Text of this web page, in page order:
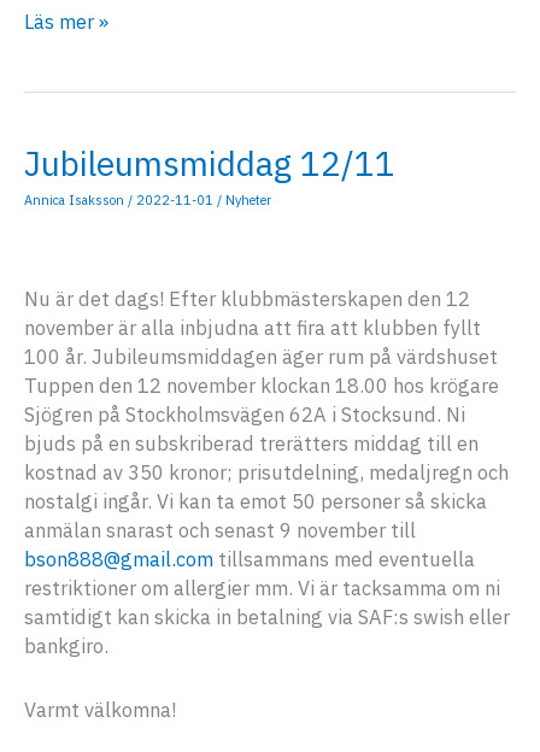
Brons
Läs mer »
Jubileumsmiddag 12/11
Annica Isaksson / 2022-11-01 / Nyheter
Nu är det dags! Efter klubbmästerskapen den 12
november är alla inbjudna att fira att klubben fyllt
100 år. Jubileumsmiddagen äger rum på värdshuset
Tuppen den 12 november klockan 18.00 hos krögare
Sjögren på Stockholmsvägen 62A i Stocksund. Ni
bjuds på en subskriberad trerätters middag till en
kostnad av 350 kronor; prisutdelning, medaljregn och
nostalgi ingår. Vi kan ta emot 50 personer så skicka
anmälan snarast och senast 9 november till
bson888@gmail.com tillsammans med eventuella
restriktioner om allergier mm. Vi är tacksamma om ni
samtidigt kan skicka in betalning via SAF:s swish eller
bankgiro.
Varmt välkomna!